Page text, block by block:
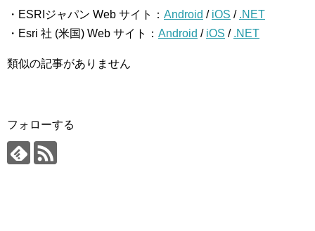
・ESRIジャパン Web サイト： Android / iOS / .NET
・Esri 社 (米国) Web サイト： Android / iOS / .NET
類似の記事がありません
フォローする